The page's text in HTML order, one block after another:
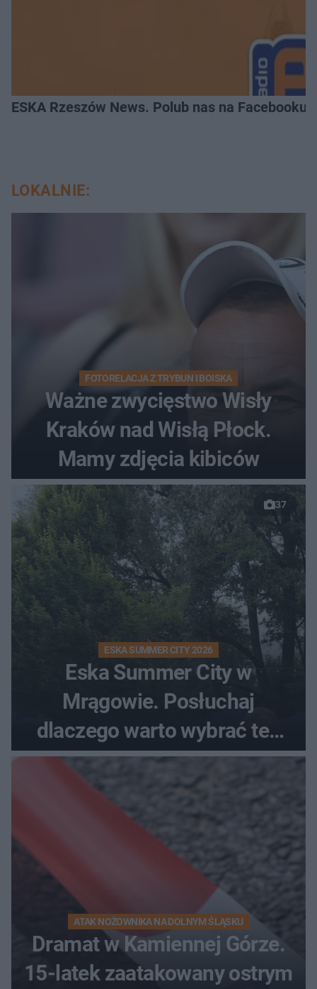
ESKA Rzeszów News. Polub nas na Facebooku!
LOKALNIE:
FOTORELACJA Z TRYBUN I BOISKA
Ważne zwycięstwo Wisły
Kraków nad Wisłą Płock.
Mamy zdjęcia kibiców
37
ESKA SUMMER CITY 2026
Eska Summer City w
Mrągowie. Posłuchaj
dlaczego warto wybrać ten
kierunek na urlop!
ATAK NOŻOWNIKA NA DOLNYM ŚLĄSKU
Dramat w Kamiennej Górze.
15-latek zaatakowany ostrym